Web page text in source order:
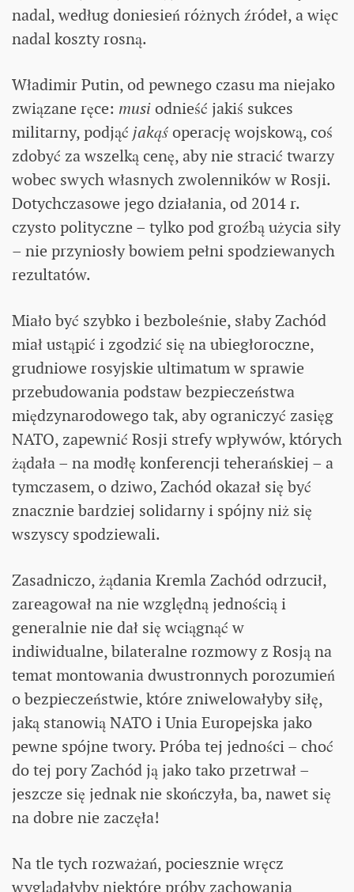
nadal, według doniesień różnych źródeł, a więc
nadal koszty rosną.
Władimir Putin, od pewnego czasu ma niejako
związane ręce: musiodnieść jakiś sukces
militarny, podjąć jakąśoperację wojskową, coś
zdobyć za wszelką cenę, aby nie stracić twarzy
wobec swych własnych zwolenników w Rosji.
Dotychczasowe jego działania, od 2014 r.
czysto polityczne – tylko pod groźbą użycia siły
– nie przyniosły bowiem pełni spodziewanych
rezultatów.
Miało być szybko i bezboleśnie, słaby Zachód
miał ustąpić i zgodzić się na ubiegłoroczne,
grudniowe rosyjskie ultimatum w sprawie
przebudowania podstaw bezpieczeństwa
międzynarodowego tak, aby ograniczyć zasięg
NATO, zapewnić Rosji strefy wpływów, których
żądała – na modłę konferencji teherańskiej – a
tymczasem, o dziwo, Zachód okazał się być
znacznie bardziej solidarny i spójny niż się
wszyscy spodziewali.
Zasadniczo, żądania Kremla Zachód odrzucił,
zareagował na nie względną jednością i
generalnie nie dał się wciągnąć w
indiwidualne, bilateralne rozmowy z Rosją na
temat montowania dwustronnych porozumień
o bezpieczeństwie, które zniwelowałyby siłę,
jaką stanowią NATO i Unia Europejska jako
pewne spójne twory. Próba tej jedności – choć
do tej pory Zachód ją jako tako przetrwał –
jeszcze się jednak nie skończyła, ba, nawet się
na dobre nie zaczęła!
Na tle tych rozważań, pociesznie wręcz
wyglądałyby niektóre próby zachowania